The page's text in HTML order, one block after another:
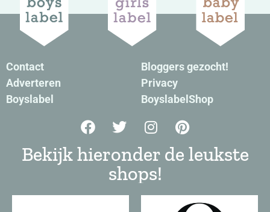
Contact
Adverteren
Boyslabel
Bloggers gezocht!
Privacy
BoyslabelShop
Bekijk hieronder de leukste
shops!